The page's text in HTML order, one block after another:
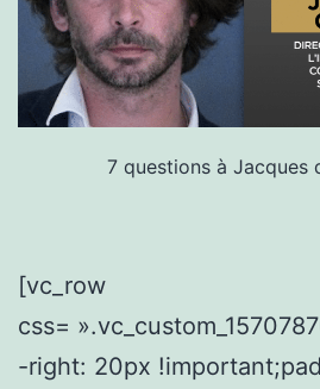
7 questions à Jacques
[vc_row
css=
-right: 20px